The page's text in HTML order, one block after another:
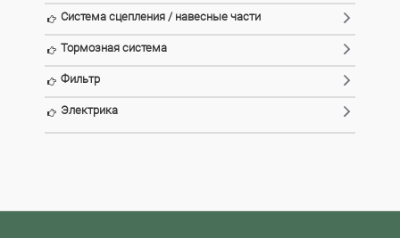
Система сцепления / навесные части
Тормозная система
Фильтр
Электрика